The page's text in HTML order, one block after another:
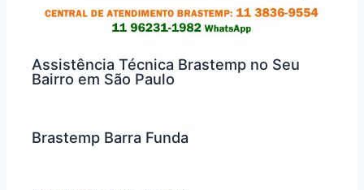
Assistência Técnica Brastemp no Seu
Bairro em São Paulo
Brastemp Barra Funda